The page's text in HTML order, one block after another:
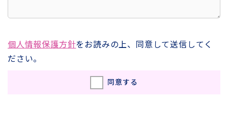
個人情報保護方針をお読みの上、同意して送信してく
ださい。
同意する